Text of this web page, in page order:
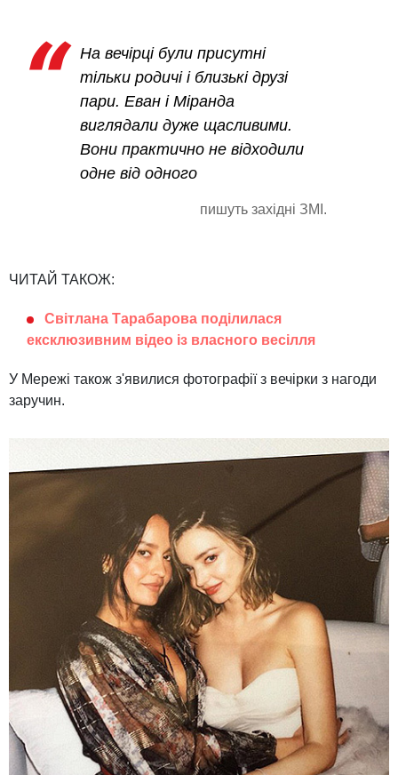
На вечірці були присутні
тільки родичі і близькі друзі
пари. Еван і Міранда
виглядали дуже щасливими.
Вони практично не відходили
одне від одного
пишуть західні ЗМІ.
ЧИТАЙ ТАКОЖ:
Світлана Тарабарова поділилася
ексклюзивним відео із власного весілля
У Мережі також з'явилися фотографії з вечірки з нагоди
заручин.